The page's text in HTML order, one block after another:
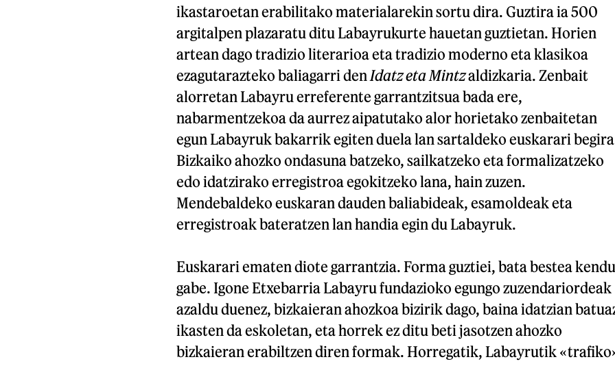
ikastaroetan erabilitako materialarekin sortu dira. Guztira ia 500
argitalpen plazaratu ditu Labayrukurte hauetan guztietan. Horien
artean dago tradizio literarioa eta tradizio moderno eta klasikoa
ezagutarazteko baliagarri den Idatz eta Mintzaldizkaria. Zenbait
alorretan Labayru erreferente garrantzitsua bada ere,
nabarmentzekoa da aurrez aipatutako alor horietako zenbaitetan
egun Labayruk bakarrik egiten duela lan sartaldeko euskarari
Bizkaiko ahozko ondasuna batzeko, sailkatzeko eta formalizatzeko
edo idatzirako erregistroa egokitzeko lana, hain zuzen.
Mendebaldeko euskaran dauden baliabideak, esamoldeak eta
erregistroak bateratzen lan handia egin du Labayruk.
Euskarari ematen diote garrantzia. Forma guztiei, bata bestea kendu
gabe. Igone Etxebarria Labayru fundazioko egungo zuzendariordeak
azaldu duenez, bizkaieran ahozkoa bizirik dago, baina idatzian
ikasten da eskoletan, eta horrek ez ditu beti jasotzen ahozko
bizkaieran erabiltzen diren formak. Horregatik, Labayrutik